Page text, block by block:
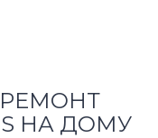
НА ДОМУ